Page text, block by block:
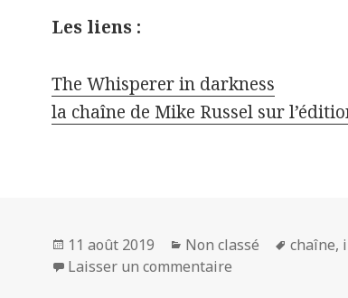
Les liens :
The Whisperer in darkness
la chaîne de Mike Russel sur
Publié
le
11 août 2019 Catégories
Non classé
Mots-
chaîne,
Laisser un commentaire